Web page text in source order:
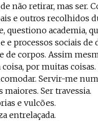
não retirar, mas ser.
e outros recolhidos
questiono academia,
e processos sociais de
de corpos. Assim
por muitas coisas.
Servir-me
maiores. Ser travessia.
e vulcões.
entrelaçada.